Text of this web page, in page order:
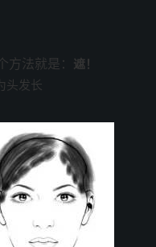
法就是： 遮！
头发长